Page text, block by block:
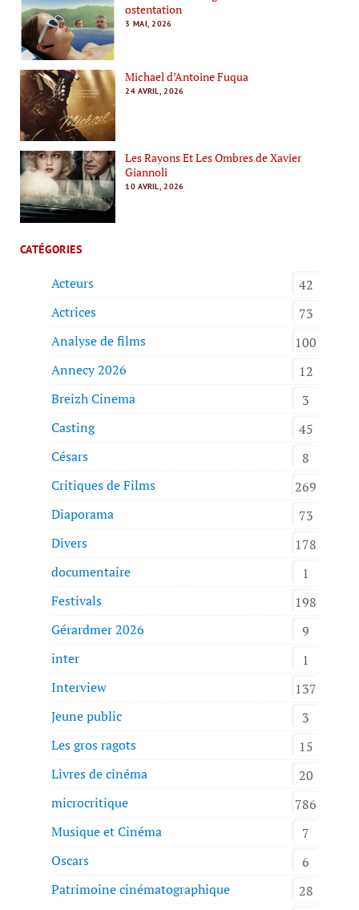
ostentation
3 MAI, 2026
Michael d’Antoine Fuqua
24 AVRIL, 2026
Les Rayons Et Les Ombres de Xavier
Giannoli
10 AVRIL, 2026
CATÉGORIES
Acteurs
42
Actrices
73
Analyse de films
100
Annecy 2026
12
Breizh Cinema
3
Casting
45
Césars
8
Critiques de Films
269
Diaporama
73
Divers
178
documentaire
1
Festivals
198
Gérardmer 2026
9
inter
1
Interview
137
Jeune public
3
Les gros ragots
15
Livres de cinéma
20
microcritique
786
Musique et Cinéma
7
Oscars
6
Patrimoine cinématographique
28